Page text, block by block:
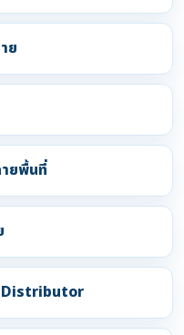
ย
ยพื้นที่
Distributor